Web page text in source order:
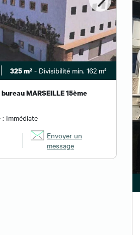
325 m²- Divisibilité min. 162 m²
MARSEILLE 15ème
Immédiate
Envoyer un
message